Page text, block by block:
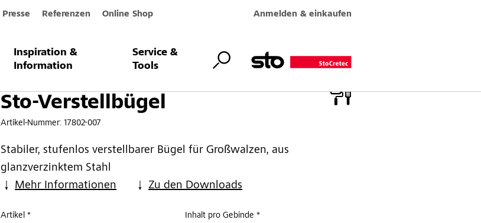
Presse Referenzen Online Shop Anmelden & einkaufen
Inspiration &
Information
Service &
Tools
Sto-Verstellbügel
Artikel-Nummer:17802-007
Stabiler, stufenlos verstellbarer Bügel für Großwalzen, aus
glanzverzinktem Stahl
Mehr Informationen
Zu den Downloads
Artikel * Inhalt pro Gebinde *